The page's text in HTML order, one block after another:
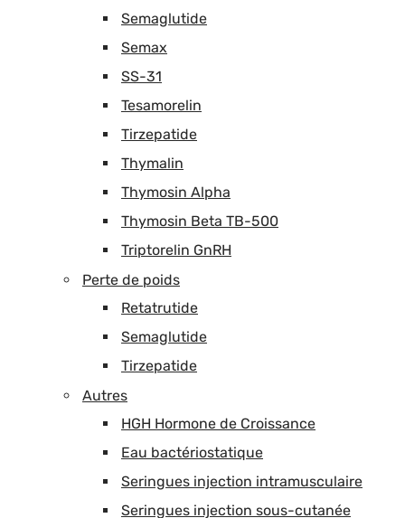
Semaglutide
Semax
SS-31
Tesamorelin
Tirzepatide
Thymalin
Thymosin Alpha
Thymosin Beta TB-500
Triptorelin GnRH
Perte de poids
Retatrutide
Semaglutide
Tirzepatide
Autres
HGH Hormone de Croissance
Eau bactériostatique
Seringues injection intramusculaire
Seringues injection sous-cutanée